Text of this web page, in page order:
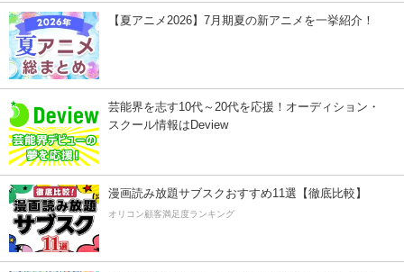
【夏アニメ2026】7月期夏の新アニメを一挙紹介！
芸能界を志す10代～20代を応援！オーディション・
スクール情報はDeview
漫画読み放題サブスクおすすめ11選【徹底比較】
オリコン顧客満足度ランキング